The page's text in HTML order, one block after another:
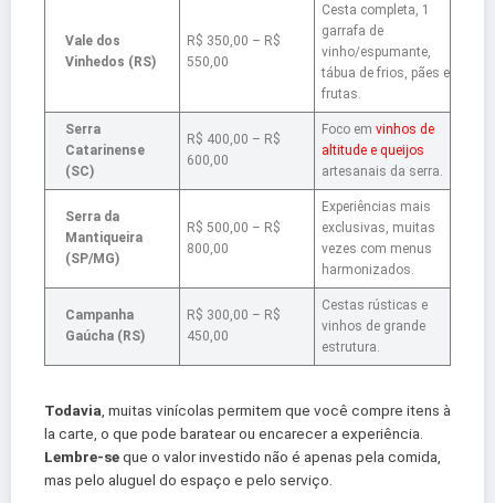
Vale dos
Vinhedos (RS)
R$ 350,00 – R$
550,00
Cesta completa, 1
garrafa de
vinho/espumante,
tábua de frios, pães e
frutas.
Serra
Catarinense
(SC)
R$ 400,00 – R$
600,00
Foco em vinhos de
altitude e queijos
artesanais da serra.
Serra da
Mantiqueira
(SP/MG)
R$ 500,00 – R$
800,00
Experiências mais
exclusivas, muitas
vezes com menus
harmonizados.
Campanha
Gaúcha (RS)
R$ 300,00 – R$
450,00
Cestas rústicas e
vinhos de grande
estrutura.
Todavia, muitas vinícolas permitem que você compre itens à
la carte, o que pode baratear ou encarecer a experiência.
Lembre-seque o valor investido não é apenas pela comida,
mas pelo aluguel do espaço e pelo serviço.